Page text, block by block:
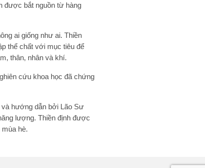
được bắt nguồn từ hàng
ai giống như ai. Thiền
thể chất với mục tiêu để
thân, nhân và khí.
cứu khoa học đã chứng
hướng dẫn bởi Lão Sư
lượng. Thiền định được
hè.